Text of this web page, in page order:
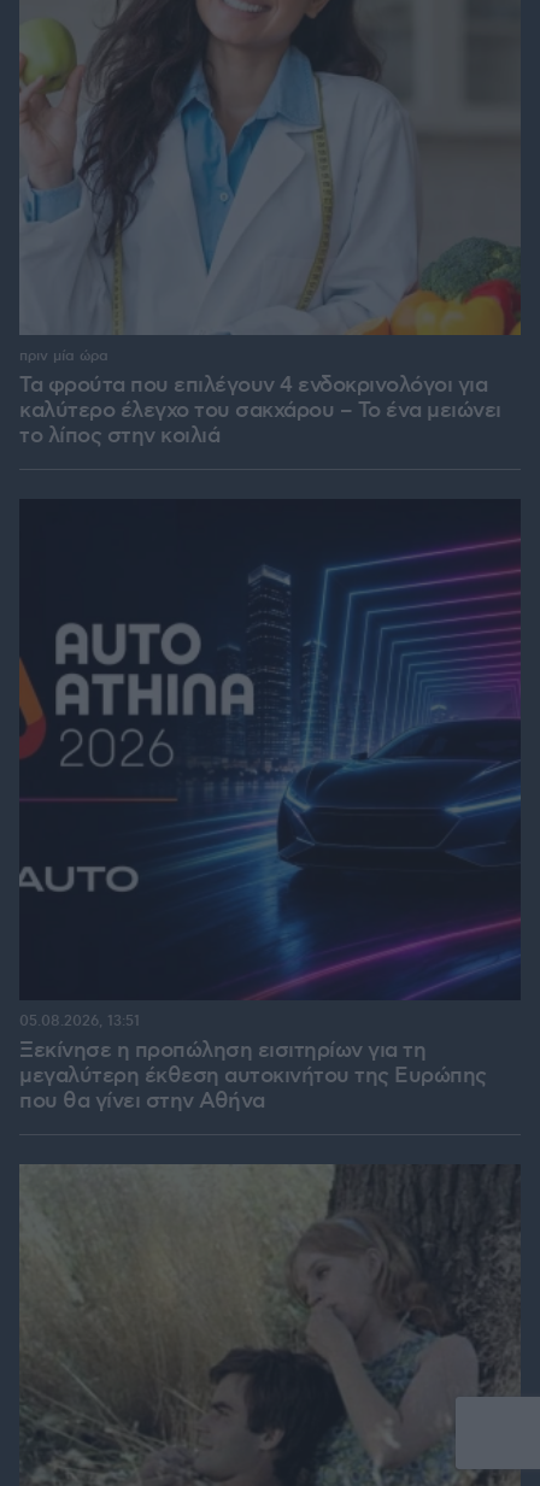
Τα φρούτα που επιλέγουν 4 ενδοκρινολόγοι για
καλύτερο έλεγχο του σακχάρου – Το ένα μειώνει
το λίπος στην κοιλιά
πριν μία ώρα
Ξεκίνησε η προπώληση εισιτηρίων για τη
μεγαλύτερη έκθεση αυτοκινήτου της Ευρώπης
που θα γίνει στην Αθήνα
05.08.2026, 13:51